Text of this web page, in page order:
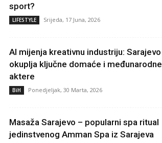
sport?
LIFESTYLE Srijeda, 17 Juna, 2026
AI mijenja kreativnu industriju: Sarajevo
okuplja ključne domaće i međunarodne
aktere
BiH Ponedjeljak, 30 Marta, 2026
Masaža Sarajevo – popularni spa ritual
jedinstvenog Amman Spa iz Sarajeva